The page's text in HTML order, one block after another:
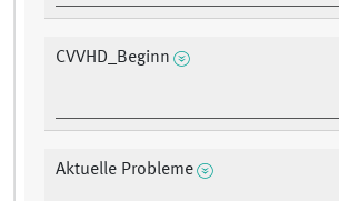
CVVHD_Beginn
Aktuelle Probleme